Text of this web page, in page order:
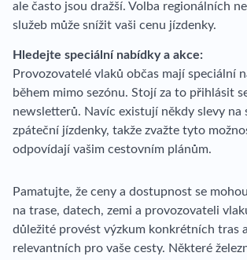
ale často jsou dražší. Volba regionálních
služeb může snížit vaši cenu jízdenky.
Hledejte speciální nabídky a akce:
Provozovatelé vlaků občas mají speciální
během mimo sezónu. Stojí za to přihlásit
newsletterů. Navíc existují někdy slevy na
zpáteční jízdenky, takže zvažte tyto
odpovídají vašim cestovním plánům.
Pamatujte, že ceny a dostupnost se
na trase, datech, zemi a provozovateli
důležité provést výzkum konkrétních tras
relevantních pro vaše cesty. Některé